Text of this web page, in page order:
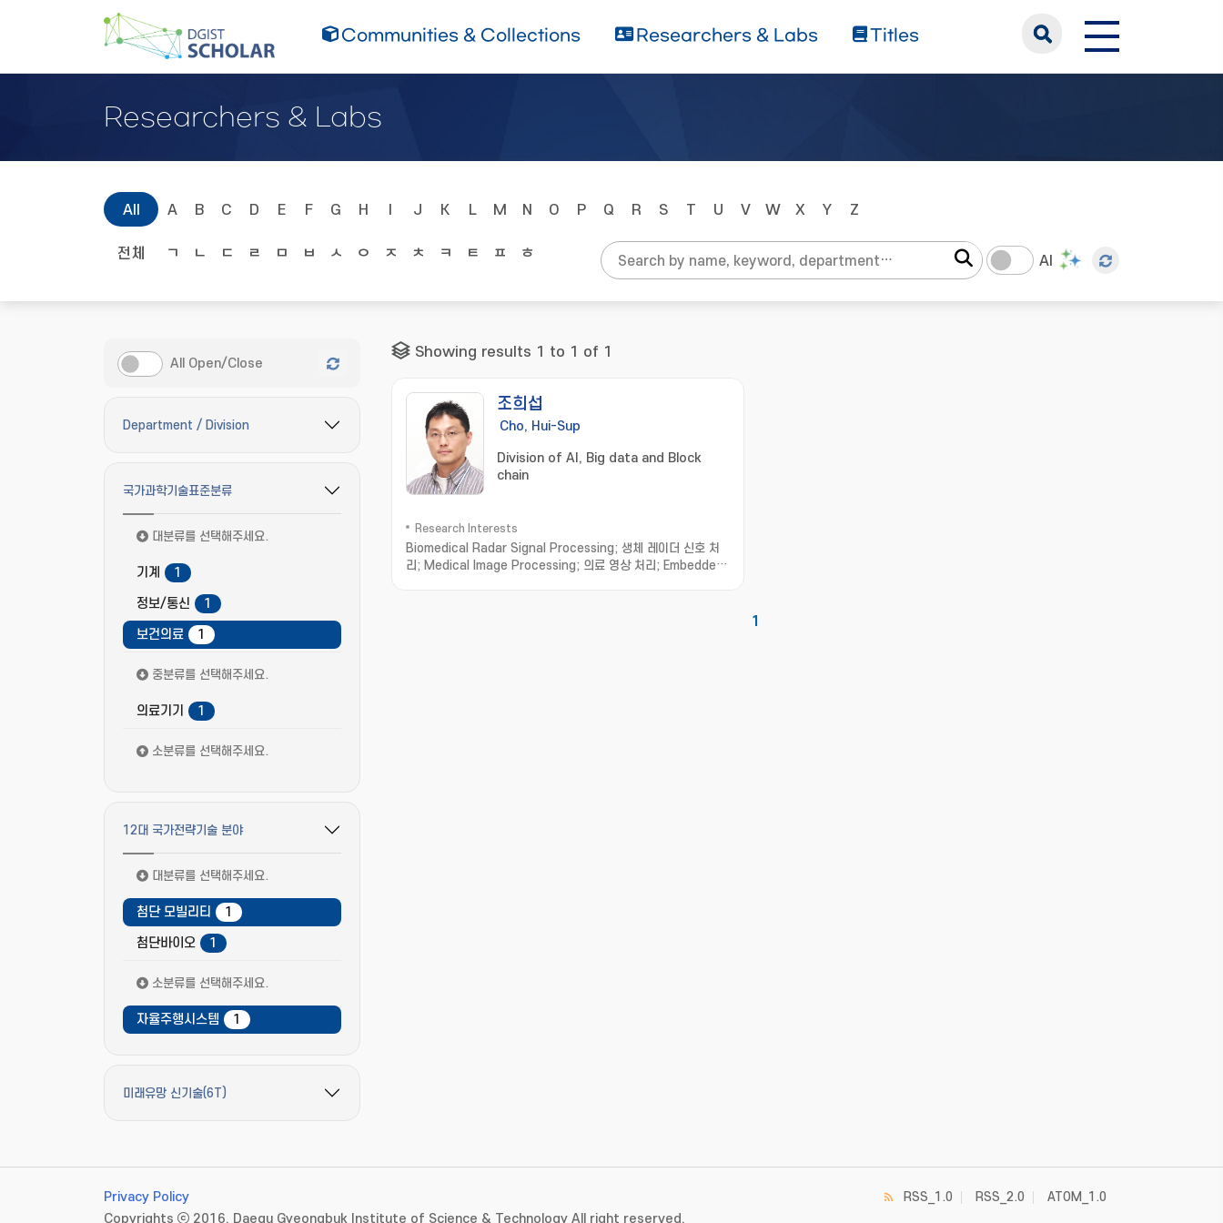
Communities & Collections Researchers & Labs Titles
Researchers & Labs
All A B C D E F G H J K L M N O P Q R S T U V W X Y Z
전체 ㄱ ㄴ ㄷ ㄹ ㅁ ㅂ ㅅ ㅇ ㅈ ㅊ ㅋ ㅌ ㅍ ㅎ AI
All Open/Close
Department / Division
필터 옵션 펼치기/접기
국가과학기술표준분류
필터 옵션 펼치기/접기
대분류를 선택해주세요.
기계
1
정보/통신
1
보건의료
1
중분류를 선택해주세요.
의료기기 1
소분류를 선택해주세요.
12대 국가전략기술 분야
필터 옵션 펼치기/접기
대분류를 선택해주세요.
첨단 모빌리티
1
첨단바이오
1
소분류를 선택해주세요.
자율주행시스템 1
미래유망 신기술(6T)
필터 옵션 펼치기/접기
Showing results 1 to 1 of 1
조희섭
Cho, Hui-Sup
Division of AI, Big data and Block
chain
Research Interests
Biomedical Radar Signal Processing; 생체 레이더 신호 처
리; Medical Image Processing; 의료 영상 처리; Embedded
1
Privacy Policy
Copyrights ⓒ 2016. Daegu Gyeongbuk Institute of Science & Technology All right reserved.
RSS_1.0 RSS_2.0 ATOM_1.0